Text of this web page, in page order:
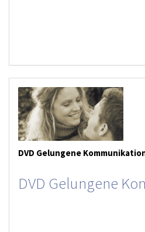
DVD Gelungene
DVD Gelungene